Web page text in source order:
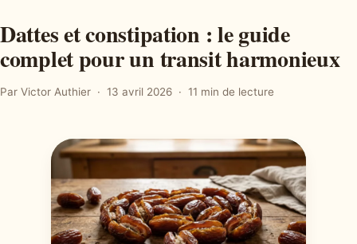
Dattes et constipation : le guide
complet pour un transit harmonieux
Par Victor Authier 13 avril 2026 11 min de lecture